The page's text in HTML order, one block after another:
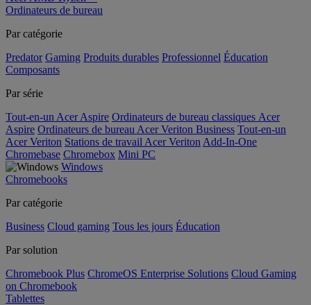
Ordinateurs de bureau
Par catégorie
Predator Gaming Produits durables Professionnel Éducation
Composants
Par série
Tout-en-un Acer Aspire Ordinateurs de bureau classiques Acer
Aspire Ordinateurs de bureau Acer Veriton Business Tout-en-un
Acer Veriton Stations de travail Acer Veriton Add-In-One
Chromebase Chromebox Mini PC
Windows
Chromebooks
Par catégorie
Business Cloud gaming Tous les jours Éducation
Par solution
Chromebook Plus ChromeOS Enterprise Solutions Cloud Gaming
on Chromebook
Tablettes